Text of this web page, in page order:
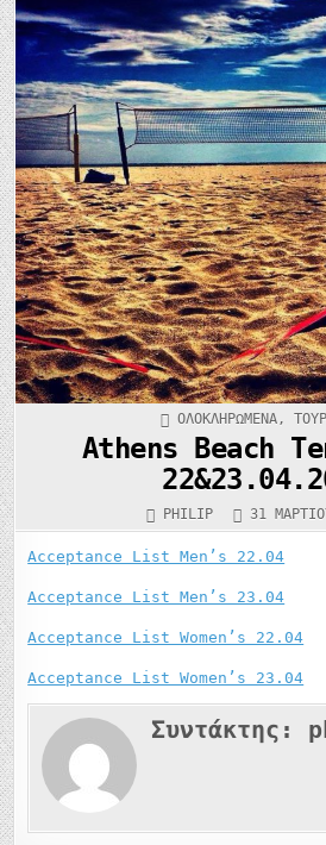
ΚΑΤΑΧΩΡΉΘΗΚΕ
ΟΛΟΚΛΗΡΩΜΈΝΑ ,
Athens Beach
PHILIP 31
Acceptance List Men’s 22.04
Acceptance List Men’s 23.04
Acceptance List Women’s 22.04
Acceptance List Women’s 23.04
Συντάκτης: